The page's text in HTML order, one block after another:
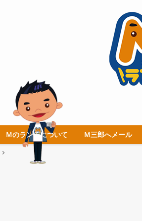
Ｍのランチについて Ｍ三郎へメール